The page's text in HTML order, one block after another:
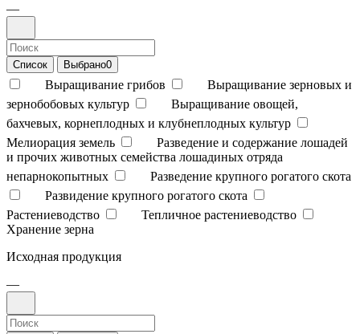
—
Список Выбрано0
Выращивание грибов
Выращивание зерновых и
зернобобовых культур
Выращивание овощей,
бахчевых, корнеплодных и клубнеплодных культур
Мелиорация земель
Разведение и содержание лошадей
и прочих животных семейства лошадиных отряда
непарнокопытных
Разведение крупного рогатого скота
Развидение крупного рогатого скота
Растениеводство
Тепличное растениеводство
Хранение зерна
Исходная продукция
—